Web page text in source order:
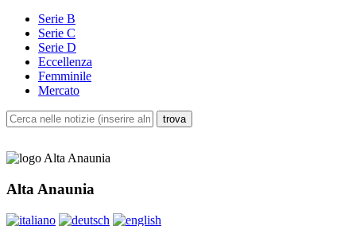
Serie B
Serie C
Serie D
Eccellenza
Femminile
Mercato
Alta Anaunia